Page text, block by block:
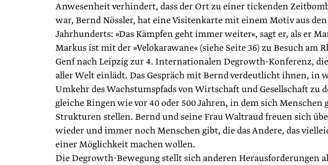
Anwesenheit verhindert, dass der Ort zu einer tickenden
war, Bernd Nössler, hat eine Visitenkarte mit einem Motiv aus
Jahrhunderts: »Das Kämpfen geht immer weiter«, sagt er, als er
Markus ist mit der »Velokarawane« (siehe Seite 36) zu Besuch am
Genf nach Leipzig zur 4. Internationalen Degrowth-Konferenz,
aller Welt einlädt. Das Gespräch mit Bernd verdeutlicht ihnen, in
Umkehr des Wachstumspfads von Wirtschaft und Gesellschaft zu
gleiche Ringen wie vor 40 oder 500 Jahren, in dem sich Menschen
Strukturen stellen. Bernd und seine Frau Waltraud freuen sich
wieder und immer noch Menschen gibt, die das Andere, das
einer Möglichkeit machen wollen.
Die Degrowth-Bewegung stellt sich anderen Herausforderungen